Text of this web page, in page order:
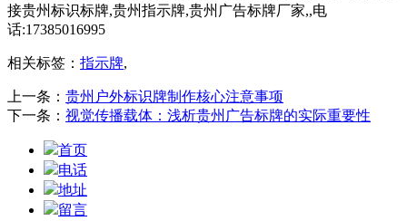
接贵州标识标牌,贵州指示牌,贵州广告标牌厂家,,电
话:17385016995
相关标签： 指示牌,
上一条： 贵州户外标识牌制作核心注意事项
下一条： 视觉传播载体：浅析贵州广告标牌的实际重要性
首页
电话
地址
留言